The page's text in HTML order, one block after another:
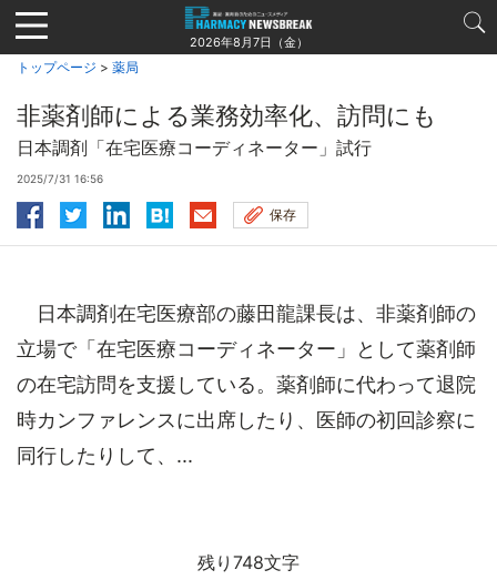
Jump
to
navigation
2026年8月7日（金）
トップページ > 薬局
非薬剤師による業務効率化、訪問にも
日本調剤「在宅医療コーディネーター」試行
2025/7/31 16:56
保存
日本調剤在宅医療部の藤田龍課長は、非薬剤師の
立場で「在宅医療コーディネーター」として薬剤師
の在宅訪問を支援している。薬剤師に代わって退院
時カンファレンスに出席したり、医師の初回診察に
同行したりして、...
残り748文字